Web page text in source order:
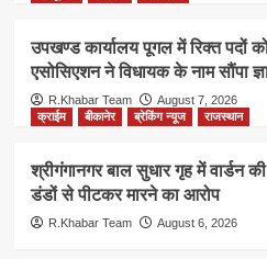
उपखण्ड कार्यालय पूगल में रिक्त पदों
एसोसिएशन ने विधायक के नाम सौंपा
R.Khabar Team
August 7, 2026
क्राईम
बीकानेर ब्रेकिंग न्यूज राजस्थान
श्रीगंगानगर बाल सुधार गृह में वार्डन
डंडों से पीटकर मारने का आरोप
R.Khabar Team August 6, 2026